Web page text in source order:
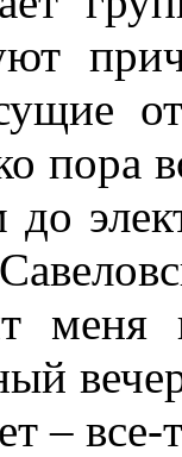
пора
до
меня
– все-